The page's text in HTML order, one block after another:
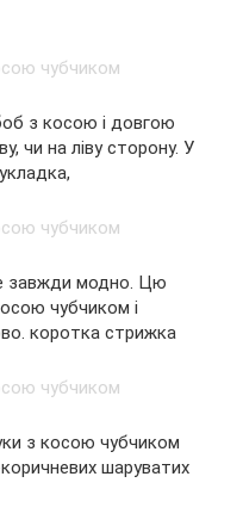
з косою і довгою
чи на ліву сторону. У
завжди модно. Цю
чубчиком і
коротка стрижка
з косою чубчиком
шаруватих